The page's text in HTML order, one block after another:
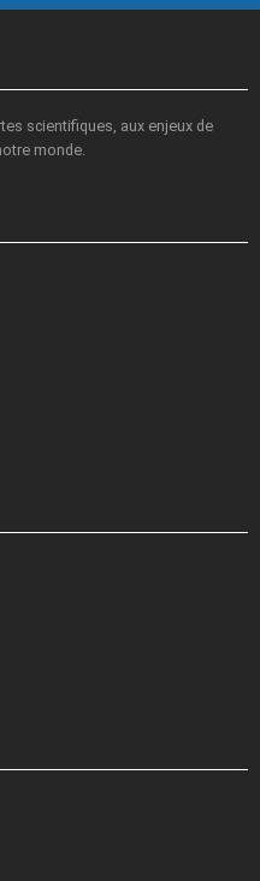
scientifiques, aux enjeux de
monde.